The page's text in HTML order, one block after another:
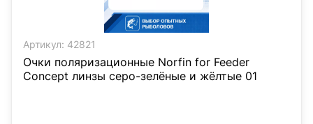
Артикул: 42821
Очки поляризационные Norfin for Feeder
Concept линзы серо-зелёные и жёлтые 01